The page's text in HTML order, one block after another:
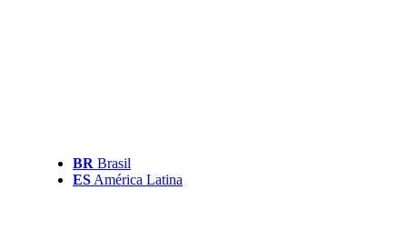
BR Brasil
ES América Latina